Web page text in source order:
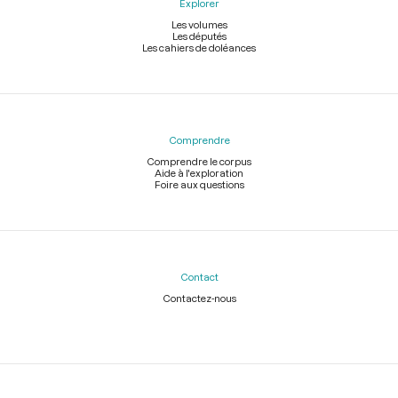
Explorer
Les volumes
Les députés
Les cahiers de doléances
Comprendre
Comprendre le corpus
Aide à l'exploration
Foire aux questions
Contact
Contactez-nous
Légal